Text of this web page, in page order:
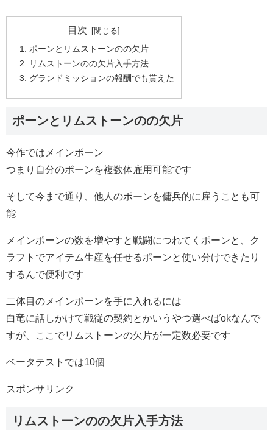
目次
ポーンとリムストーンのの欠片
リムストーンのの欠片入手方法
グランドミッションの報酬でも貰えた
ポーンとリムストーンのの欠片
今作ではメインポーン
つまり自分のポーンを複数体雇用可能です
そして今まで通り、他人のポーンを傭兵的に雇うことも可
能
メインポーンの数を増やすと戦闘につれてくポーンと、ク
ラフトでアイテム生産を任せるポーンと使い分けできたり
するんで便利です
二体目のメインポーンを手に入れるには
白竜に話しかけて戦従の契約とかいうやつ選べばokなんで
すが、ここでリムストーンの欠片が一定数必要です
ベータテストでは10個
スポンサリンク
リムストーンのの欠片入手方法